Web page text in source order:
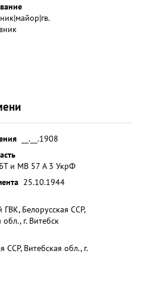
__.__.1908
и МВ 57 А 3 УкрФ
25.10.1944
ГВК, Белорусская ССР,
обл., г. Витебск
ССР, Витебская обл., г.